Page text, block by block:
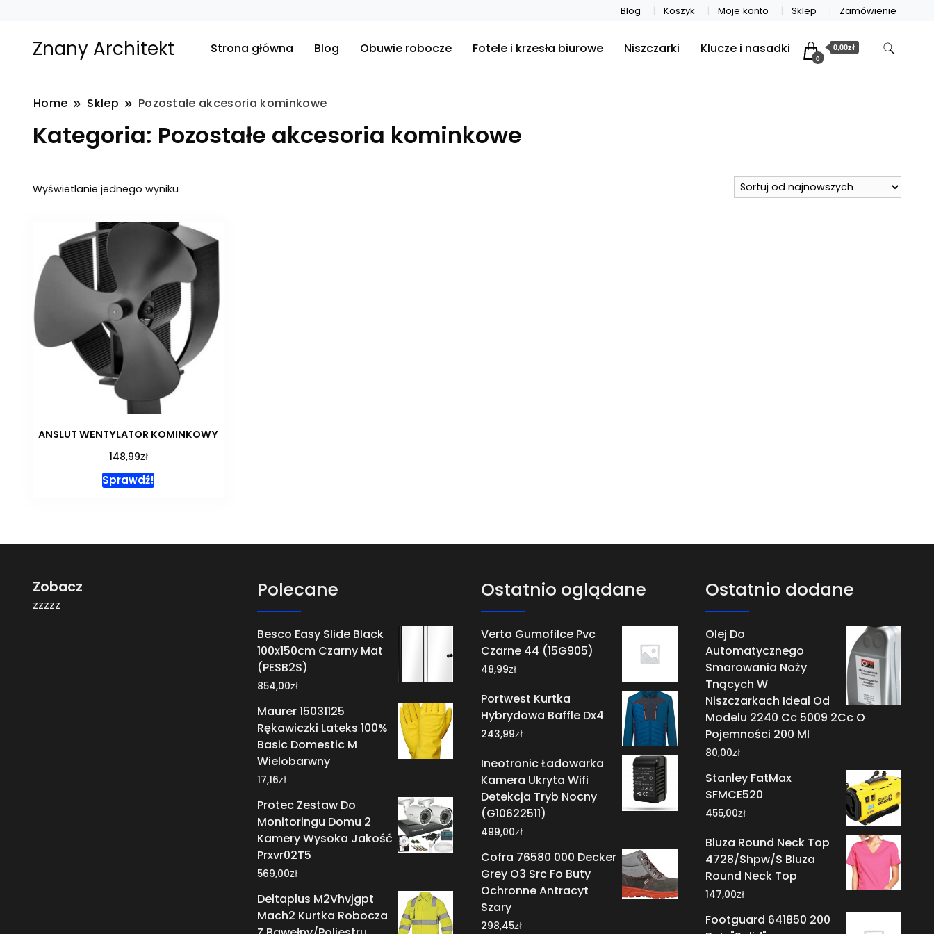
Blog Koszyk Moje konto Sklep Zamówienie
Znany Architekt Strona główna Blog Obuwie robocze Fotele i krzesła biurowe Niszczarki Klucze i nasadki
0
0,00zł
Home Sklep Pozostałe akcesoria kominkowe
Kategoria: Pozostałe akcesoria kominkowe
Wyświetlanie jednego wyniku
ANSLUT WENTYLATOR KOMINKOWY
148,99zł
Sprawdź!
Zobacz
zzzzz
Polecane
Besco Easy Slide Black
100x150cm Czarny Mat
(PESB2S)
854,00zł
Maurer 15031125
Rękawiczki Lateks 100%
Basic Domestic M
Wielobarwny
17,16zł
Protec Zestaw Do
Monitoringu Domu 2
Kamery Wysoka Jakość
Prxvr02T5
569,00zł
Deltaplus M2Vhvjgpt
Mach2 Kurtka Robocza
Ostatnio oglądane
Verto Gumofilce Pvc
Czarne 44 (15G905)
48,99zł
Portwest Kurtka
Hybrydowa Baffle Dx4
243,99zł
Ineotronic Ładowarka
Kamera Ukryta Wifi
Detekcja Tryb Nocny
(G10622511)
499,00zł
Cofra 76580 000 Decker
Grey O3 Src Fo Buty
Ochronne Antracyt
Szary
298,45zł
Ostatnio dodane
Olej Do
Automatycznego
Smarowania Noży
Tnących W
Niszczarkach Ideal Od
Modelu 2240 Cc 5009 2Cc O
Pojemności 200 Ml
80,00zł
Stanley FatMax
SFMCE520
455,00zł
Bluza Round Neck Top
4728/Shpw/S Bluza
Round Neck Top
147,00zł
Footguard 641850 200